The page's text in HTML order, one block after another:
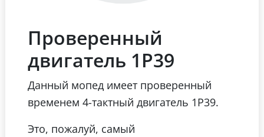
Проверенный
двигатель 1Р39
Данный мопед имеет проверенный
временем 4-тактный двигатель 1Р39.
Это, пожалуй, самый